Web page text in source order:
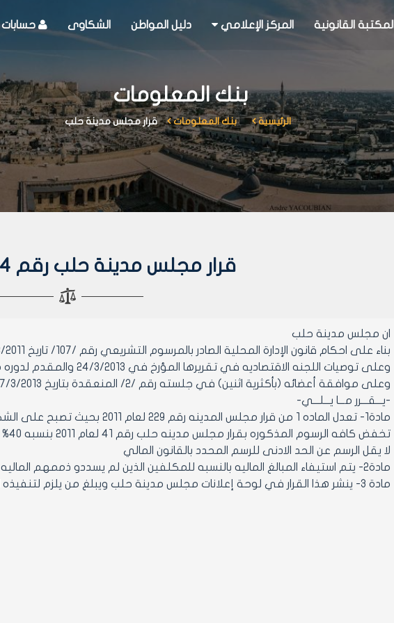
المكتبة القانونية المركز الإعلامي دليل المواطن الشكاوى حسابات
بنك المعلومات
الرئيسية بنك المعلومات قرار مجلس مدينة حلب
قرار مجلس مدينة حلب رقم 44 لعام 2013
ان مجلس مدينة حلب
بناء على احكام قانون الإدارة المحلية الصادر بالمرسوم التشريعي رقم /107/ تاريخ 23/8/2011
وعلى توصيات اللجنه الاقتصاديه في تقريرها المؤرخ في 24/3/2013 والمقدم لدوره مجلس المدينه العاديه الثانيه لعام 2013
وعلى موافقة أعضائه (بأكثرية اثنين) في جلسته رقم /2/ المنعقدة بتاريخ 27/3/2013 من دورته العادية الثانية.
-يـــقـــرر مـــا يـــلـــي-
مادة1- تعدل الماده 1 من قرار مجلس المدينه رقم 229 لعام 2011 بحيث تصبح على الشكل التالي:
لا يقل الرسم عن الحد الادنى للرسم المحدد بالقانون المالي
مادة2- يتم استيفاء المبالغ الماليه بالنسبه للمكلفين الذين لم يسددو ذممهم الماليه للغايه 30/9/2013 وفقا لاحكام القرار رقم 41/ 2011
مادة 3- ينشر هذا القرار في لوحة إعلانات مجلس مدينة حلب ويبلغ من يلزم لتنفيذه اصولا